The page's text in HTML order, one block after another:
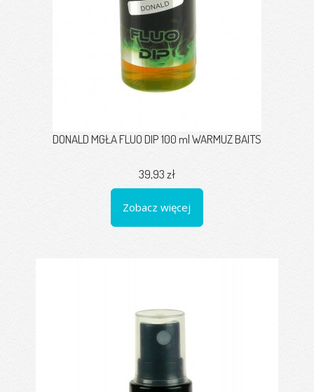
DONALD MGŁA FLUO DIP 100 ml WARMUZ BAITS
39,93 zł
Zobacz więcej